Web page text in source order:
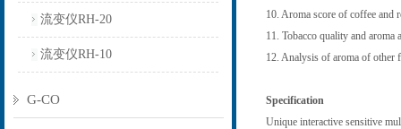
流变仪RH-20
流变仪RH-10
G-CO
10. Aroma score of coffee and
11. Tobacco quality and aroma
12. Analysis of aroma of other
Specification
Unique interactive sensitive